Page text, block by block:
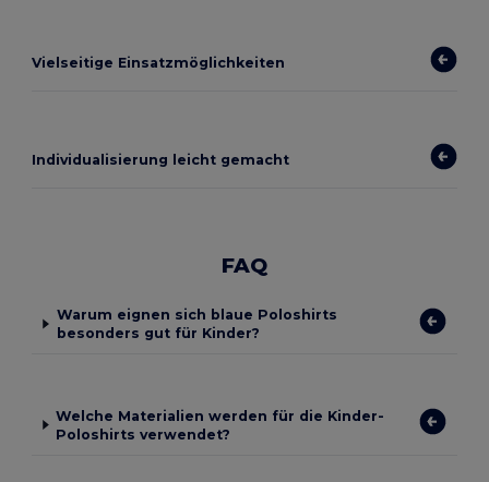
Vielseitige Einsatzmöglichkeiten
Individualisierung leicht gemacht
FAQ
Warum eignen sich blaue Poloshirts
besonders gut für Kinder?
Welche Materialien werden für die Kinder-
Poloshirts verwendet?